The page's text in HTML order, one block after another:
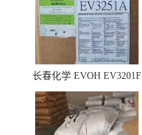
长春化学 EVOH EV3201F